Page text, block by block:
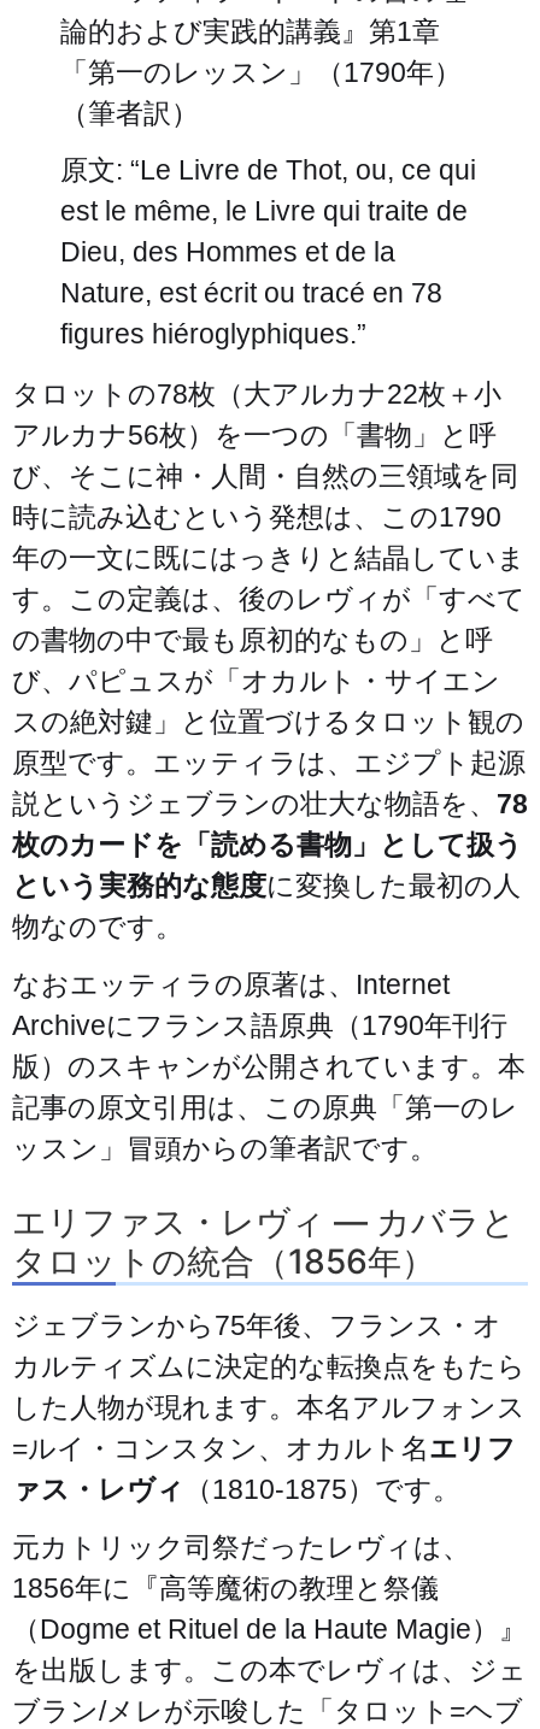
論的および実践的講義』第1章
「第一のレッスン」（1790年）
（筆者訳）
原文: “Le Livre de Thot, ou, ce qui
est le même, le Livre qui traite de
Dieu, des Hommes et de la
Nature, est écrit ou tracé en 78
figures hiéroglyphiques.”
タロットの78枚（大アルカナ22枚＋小
アルカナ56枚）を一つの「書物」と呼
び、そこに神・人間・自然の三領域を同
時に読み込むという発想は、この1790
年の一文に既にはっきりと結晶していま
す。この定義は、後のレヴィが「すべて
の書物の中で最も原初的なもの」と呼
び、パピュスが「オカルト・サイエン
スの絶対鍵」と位置づけるタロット観の
原型です。エッティラは、エジプト起源
説というジェブランの壮大な物語を、 78
枚のカードを「読める書物」として扱う
という実務的な態度に変換した最初の人
物なのです。
なおエッティラの原著は、Internet
Archiveにフランス語原典（1790年刊行
版）のスキャンが公開されています。本
記事の原文引用は、この原典「第一のレ
ッスン」冒頭からの筆者訳です。
エリファス・レヴィ — カバラと
タロットの統合（1856年）
ジェブランから75年後、フランス・オ
カルティズムに決定的な転換点をもたら
した人物が現れます。本名アルフォンス
=ルイ・コンスタン、オカルト名エリフ
ァス・レヴィ
（1810-1875）です。
元カトリック司祭だったレヴィは、
1856年に『高等魔術の教理と祭儀
（Dogme et Rituel de la Haute Magie）』
を出版します。この本でレヴィは、ジェ
ブラン/メレが示唆した「タロット=ヘブ